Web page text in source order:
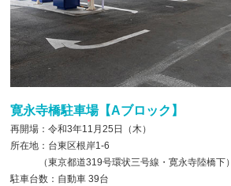
寛永寺橋駐車場【Aブロック】
再開場：令和3年11月25日（木）
所在地：台東区根岸1-6
（東京都道319号環状三号線・寛永寺陸橋下）
駐車台数：自動車 39台